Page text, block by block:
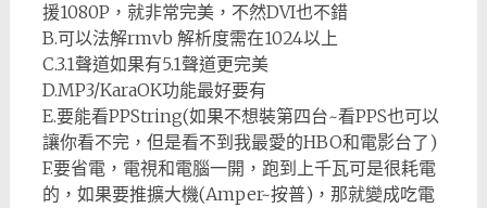
援1080P，就非常完美，不然DVI也不錯
B.可以法解rmvb 解析度需在1024以上
C.3.1聲道如果有5.1聲道更完美
D.MP3/KaraOK功能最好要有
E.要能看PPString(如果不想裝第四台~看PPS也可以
讓你看不完，但是看不到我最愛的HBO和電影台了)
F.要省電，電視和電腦一開，跑到上千瓦可是很耗電
的，如果要推擴大機(Amper~按普)，那就變成吃電